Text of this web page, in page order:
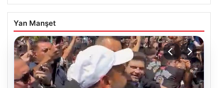
Yan Manşet